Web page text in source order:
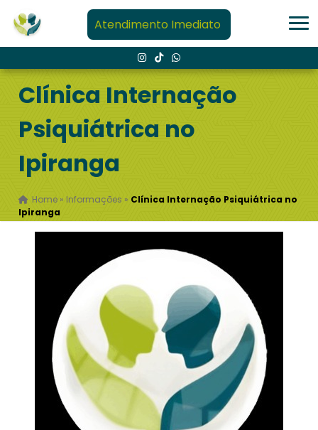
Atendimento Imediato
Clínica Internação
Psiquiátrica no
Ipiranga
Home » Informações » Clínica Internação Psiquiátrica no
Ipiranga